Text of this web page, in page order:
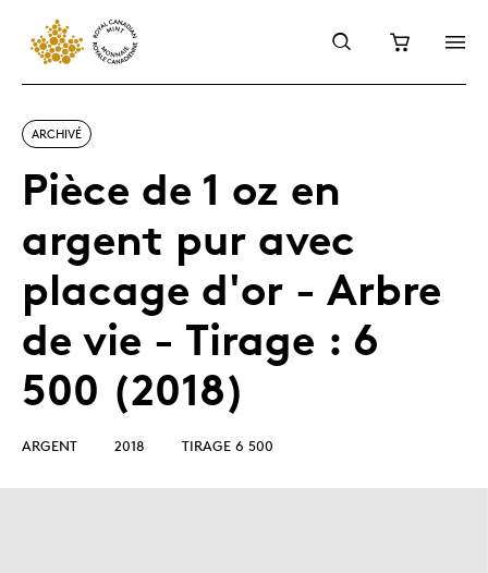
ARCHIVÉ
Pièce de 1 oz en
argent pur avec
placage d'or - Arbre
de vie - Tirage : 6
500 (2018)
ARGENT 2018 TIRAGE 6 500